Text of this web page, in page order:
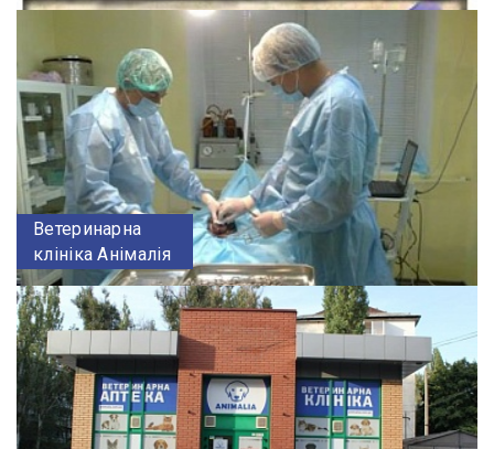
Ветеринарна
клініка Анімалія